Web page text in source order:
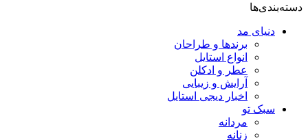
دسته‌بندی‌ها
دنیای مد
برندها و طراحان
انواع استایل
عطر و ادکلن
آرایش و زیبایی
اخبار دیجی استایل
سبک تو
مردانه
زنانه